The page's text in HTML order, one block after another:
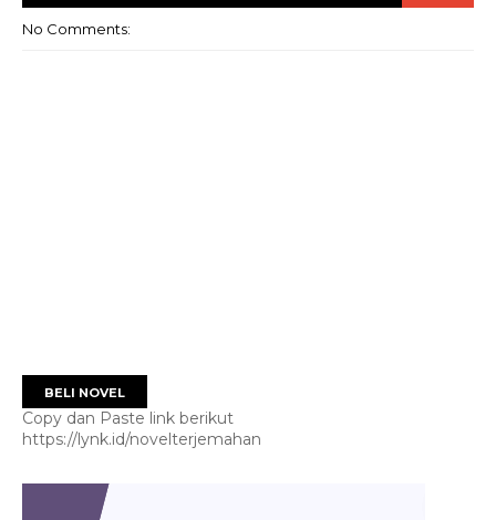
No Comments:
BELI NOVEL
Copy dan Paste link berikut
https://lynk.id/novelterjemahan